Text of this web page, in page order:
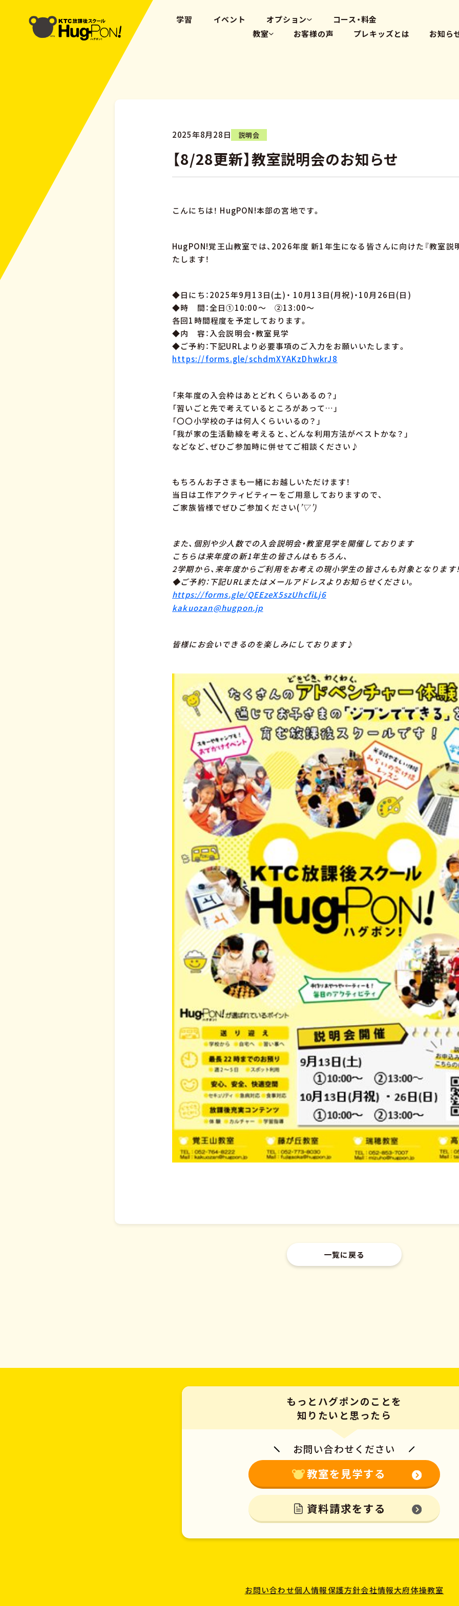
学習 イベント オプション
コース・料金
教室
お客様の声 プレキッズとは お知ら
2025年8月28日 説明会
【8/28更新】教室説明会のお知らせ
こんにちは！ HugPON!本部の宮地です。
HugPON!覚王山教室では、2026年度 新1年生になる皆さんに向けた『教室説
たします！
◆日にち：2025年9月13日(土)・ 10月13日(月祝)・10月26日(日)
◆時 間：全日①10:00～ ②13:00～
各回1時間程度を予定しております。
◆内 容：入会説明会・教室見学
◆ご予約：下記URLより必要事項のご入力をお願いいたします。
https://forms.gle/schdmXYAKzDhwkrJ8
「来年度の入会枠はあとどれくらいあるの？」
「習いごと先で考えているところがあって…」
「〇〇小学校の子は何人くらいいるの？」
「我が家の生活動線を考えると、どんな利用方法がベストかな？」
などなど、ぜひご参加時に併せてご相談ください♪
もちろんお子さまも一緒にお越しいただけます！
当日は工作アクティビティーをご用意しておりますので、
ご家族皆様でぜひご参加ください(’▽’)
また、個別や少人数での入会説明会・教室見学を開催しております
こちらは来年度の新1年生の皆さんはもちろん、
2学期から、来年度からご利用をお考えの現小学生の皆さんも対象となります
◆ご予約：下記URLまたはメールアドレスよりお知らせください。
https://forms.gle/QEEzeX5szUhcfiLj6
kakuozan@hugpon.jp
皆様にお会いできるのを楽しみにしております♪
一覧に戻る
もっとハグポンのことを
知りたいと思ったら
お問い合わせください
教室を見学する
資料請求をする
お問い合わせ個人情報保護方針会社情報大府体操教室